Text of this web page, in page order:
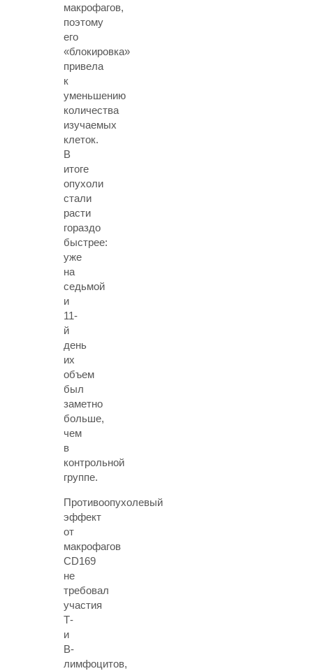
макрофагов,
поэтому
его
«блокировка»
привела
к
уменьшению
количества
изучаемых
клеток.
В
итоге
опухоли
стали
расти
гораздо
быстрее:
уже
на
седьмой
и
11-
й
день
их
объем
был
заметно
больше,
чем
в
контрольной
группе.
Противоопухолевый
эффект
от
макрофагов
CD169
не
требовал
участия
Т-
и
В-
лимфоцитов,